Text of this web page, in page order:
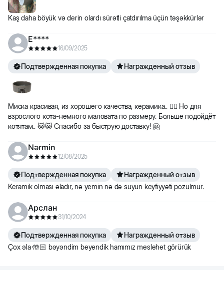
Kaş daha böyük və derin olardı sürətli çatdırılma üçün təşəkkürlər
E****
16/09/2025
Подтвержденная покупка Награжденный отзыв
Миска красивая, из хорошего качества, керамика.. 👍🏻 Но для
взрослого кота-немного маловата по размеру. Больше подойдёт
котятам.. 🐱🐱 Спасибо за быструю доставку! 🤗
Nərmin
12/08/2025
Подтвержденная покупка
Награжденный отзыв
Keramik olması əladır, nə yemin nə də suyun keyfiyyəti pozulmur.
Арслан
31/10/2024
Подтвержденная покупка
Награжденный отзыв
Çox əla 🤲🏻 bəyəndim beyendik hamımız meslehet görürük